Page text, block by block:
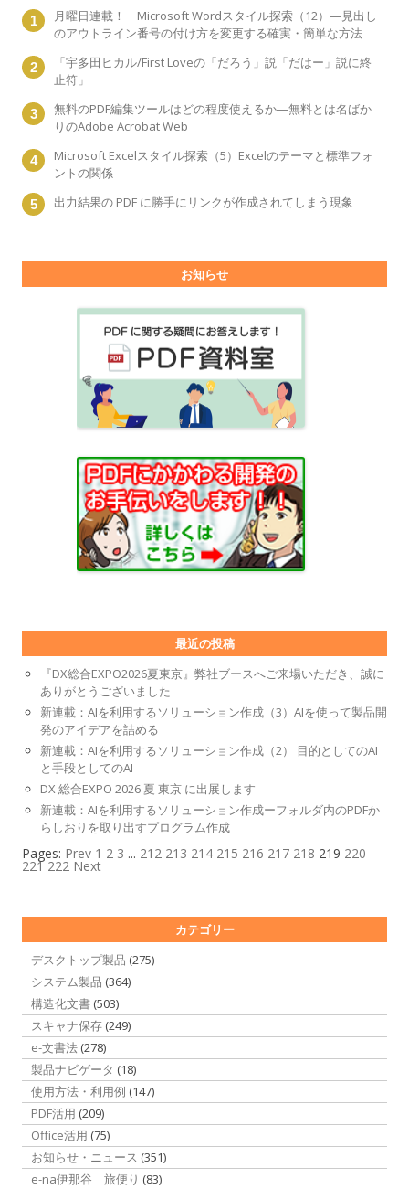
月曜日連載！ Microsoft Wordスタイル探索（12）―見出し
のアウトライン番号の付け方を変更する確実・簡単な方法
「宇多田ヒカル/First Loveの「だろう」説「だはー」説に終
止符」
無料のPDF編集ツールはどの程度使えるか―無料とは名ばか
りのAdobe Acrobat Web
Microsoft Excelスタイル探索（5）Excelのテーマと標準フォ
ントの関係
出力結果の PDF に勝手にリンクが作成されてしまう現象
お知らせ
最近の投稿
『DX総合EXPO2026夏東京』弊社ブースへご来場いただき、誠に
ありがとうございました
新連載：AIを利用するソリューション作成（3）AIを使って製品開
発のアイデアを詰める
新連載：AIを利用するソリューション作成（2） 目的としてのAI
と手段としてのAI
DX 総合EXPO 2026 夏 東京 に出展します
新連載：AIを利用するソリューション作成ーフォルダ内のPDFか
らしおりを取り出すプログラム作成
Pages: Prev 1 2 3 ... 212 213 214 215 216 217 218 219 220
221 222 Next
カテゴリー
デスクトップ製品 (275)
システム製品 (364)
構造化文書 (503)
スキャナ保存 (249)
e-文書法 (278)
製品ナビゲータ (18)
使用方法・利用例 (147)
PDF活用 (209)
Office活用 (75)
お知らせ・ニュース (351)
e-na伊那谷 旅便り (83)